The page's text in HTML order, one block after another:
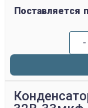
Поставляется
-